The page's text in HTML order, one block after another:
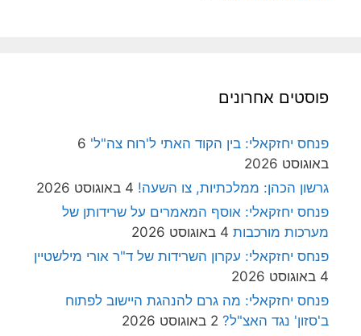
פוסטים אחרונים
פנחס יחזקאלי: בין הקוד האתי ל'רוח צה"ל' 6
באוגוסט 2026
גרשון הכהן: ממלכתיות, צו השעה! 4 באוגוסט 2026
פנחס יחזקאלי: אוסף המאמרים על שרידותן של
מערכות מורכבות 4 באוגוסט 2026
פנחס יחזקאלי: עקרון השרידות של ד"ר אורי מילשטיין
4 באוגוסט 2026
פנחס יחזקאלי: מה גרם להנהגת היישוב לפתוח
ב'סזון' נגד האצ"ל? 2 באוגוסט 2026